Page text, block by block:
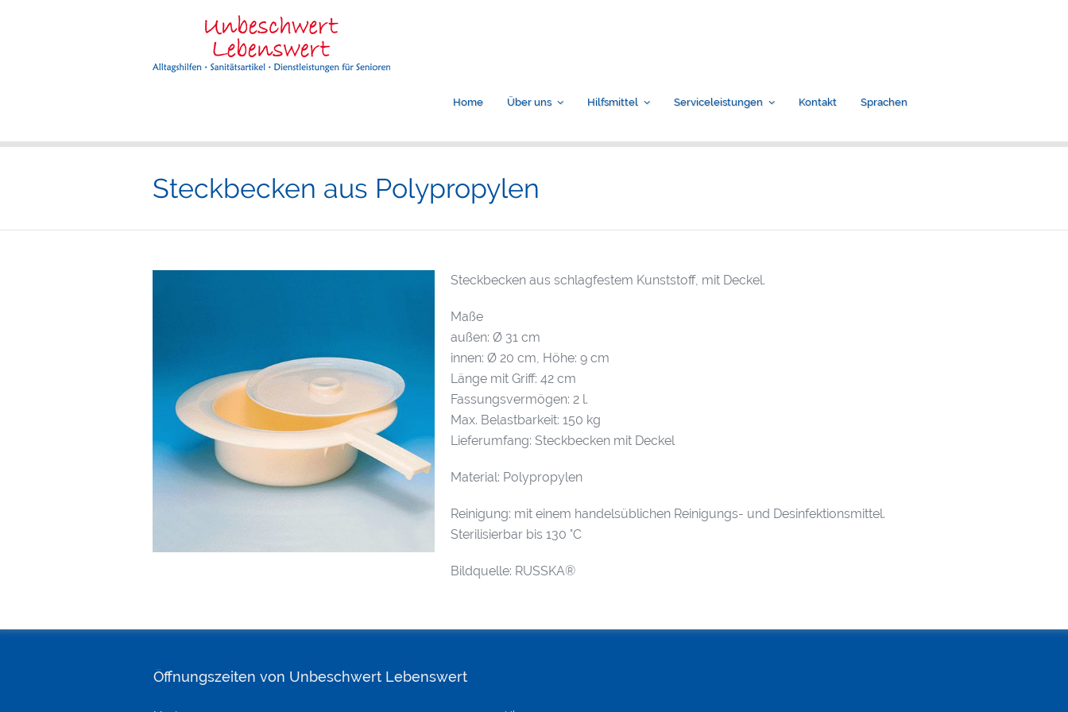
Home Über uns Hilfsmittel Serviceleistungen Kontakt Sprachen
Steckbecken aus Polypropylen
Steckbecken aus schlagfestem Kunststoff, mit Deckel.
Maße
außen: Ø 31 cm
innen: Ø 20 cm, Höhe: 9 cm
Länge mit Griff: 42 cm
Fassungsvermögen: 2 l.
Max. Belastbarkeit: 150 kg
Lieferumfang: Steckbecken mit Deckel
Material: Polypropylen
Reinigung: mit einem handelsüblichen Reinigungs- und Desinfektionsmittel.
Sterilisierbar bis 130 °C
Bildquelle: RUSSKA®
Öffnungszeiten von Unbeschwert Lebenswert